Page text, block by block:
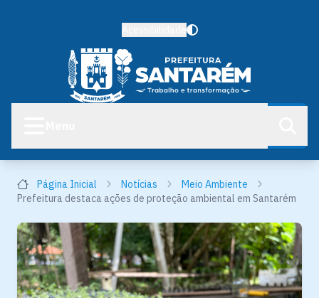
Página Inicial Notícias
Meio Ambiente
Prefeitura destaca ações de proteção ambiental em Santarém